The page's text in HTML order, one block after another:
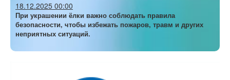
18.12.2025 00:00
При украшении ёлки важно соблюдать правила
безопасности, чтобы избежать пожаров, травм и других
неприятных ситуаций.